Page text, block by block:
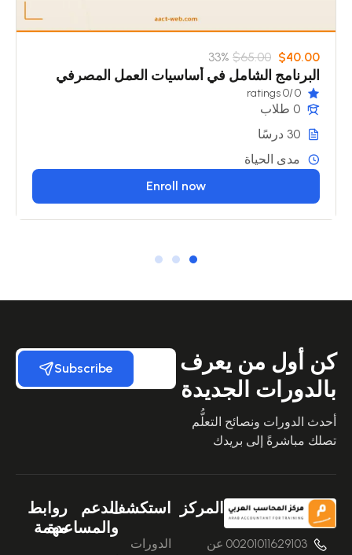
$65.00 $40.00
33%
البرنامج الشامل في أساسيات العمل المصرفي
0
/0 ratings
0 طلاب
30 درسًا
مدى الحياة
Enroll now
كن أول من يعرف
بالدورات الجديدة
أحدث الدورات ونصائح التعلُّم
تصلك مباشرةً إلى بريدك
Subscribe
00201011629103
المركز
عن
استكشف
الدورات
الدعم
والمساعدة
روابط
مهمة